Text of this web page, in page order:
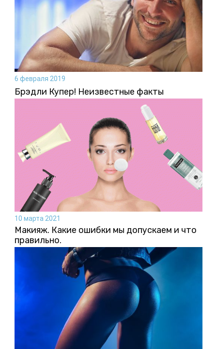
6 февраля 2019
Брэдли Купер! Неизвестные факты
10 марта 2021
Макияж. Какие ошибки мы допускаем и что
правильно.